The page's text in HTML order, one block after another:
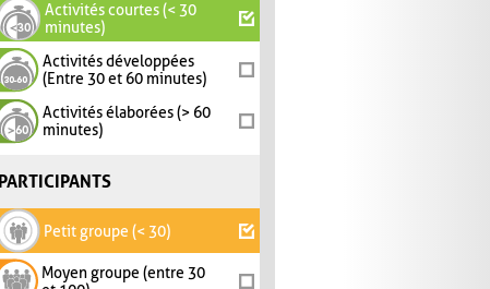
Activités courtes (< 30
minutes)
Activités développées
(Entre 30 et 60 minutes)
Activités élaborées (> 60
minutes)
PARTICIPANTS
Petit groupe (< 30)
Moyen groupe (entre 30